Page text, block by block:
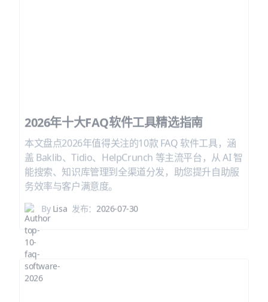
2026年十大FAQ软件工具精选指南
本文盘点2026年值得关注的10款 FAQ 软件工具，涵
盖 Baklib、Tidio、HelpCrunch 等主流平台，从 AI 智
能搜索、知识库管理到全渠道分发，助您提升自助服
务效率与客户满意度。
ByLisa 发布：2026-07-30